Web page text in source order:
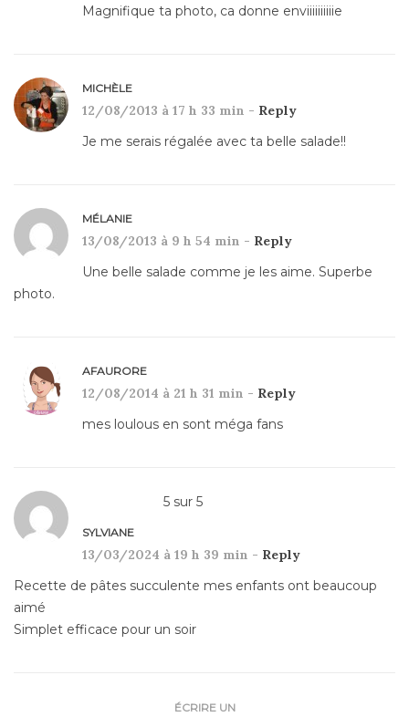
Magnifique ta photo, ca donne enviiiiiiiiiie
MICHÈLE
12/08/2013 à 17 h 33 min - Reply
Je me serais régalée avec ta belle salade!!
MÉLANIE
13/08/2013 à 9 h 54 min - Reply
Une belle salade comme je les aime. Superbe
photo.
AFAURORE
12/08/2014 à 21 h 31 min - Reply
mes loulous en sont méga fans
5 sur 5
SYLVIANE
13/03/2024 à 19 h 39 min - Reply
Recette de pâtes succulente mes enfants ont beaucoup
aimé
Simplet efficace pour un soir
ÉCRIRE UN